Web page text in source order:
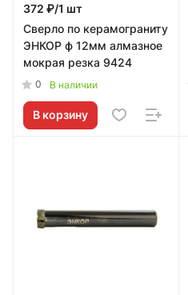
372 ₽/1 шт
Сверло по керамограниту
ЭНКОР ф 12мм алмазное
мокрая резка 9424
0 В наличии
В корзину